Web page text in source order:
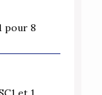
pour 8